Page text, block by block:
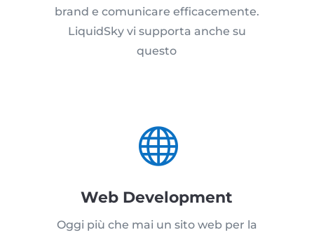
brand e comunicare efficacemente.
LiquidSky vi supporta anche su
questo

Web Development
Oggi più che mai un sito web per la